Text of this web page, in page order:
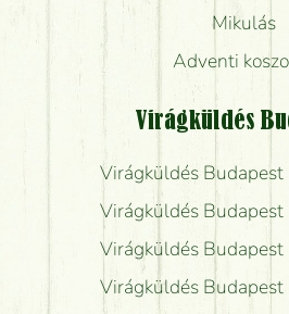
Mikulás
Adventi
Virágküldés
Virágküldés
Virágküldés
Virágküldés
Virágküldés